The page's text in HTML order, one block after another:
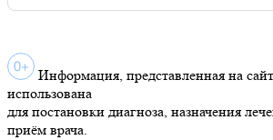
Информация, представленная на
использована
для постановки диагноза, назначения
приём врача.